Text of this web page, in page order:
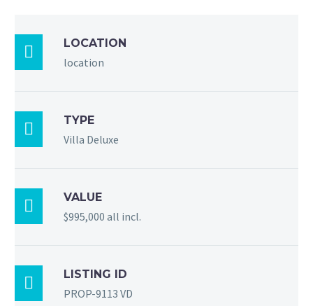
 LOCATION
location
 TYPE
Villa Deluxe
 VALUE
$995,000 all incl.
 LISTING ID
PROP-9113 VD